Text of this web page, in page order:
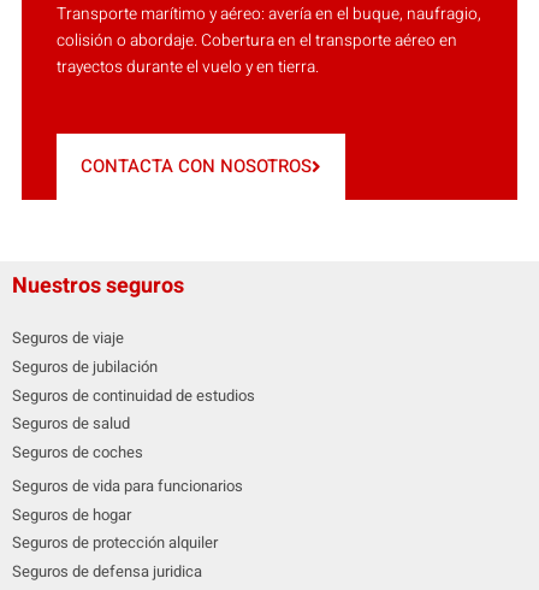
Transporte marítimo y aéreo: avería en el buque, naufragio,
colisión o abordaje. Cobertura en el transporte aéreo en
trayectos durante el vuelo y en tierra.
CONTACTA CON NOSOTROS
Nuestros seguros
Seguros de viaje
Seguros de jubilación
Seguros de continuidad de estudios
Seguros de salud
Seguros de coches
Seguros de vida para funcionarios
Seguros de hogar
Seguros de protección alquiler
Seguros de defensa juridica